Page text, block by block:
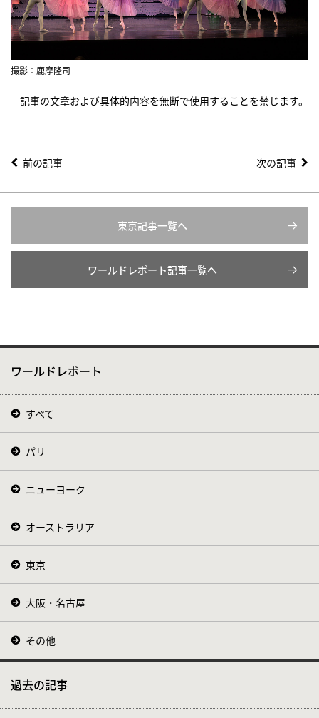
撮影：鹿摩隆司
記事の文章および具体的内容を無断で使用することを禁じます。
前の記事 次の記事
東京記事一覧へ
ワールドレポート記事一覧へ
ワールドレポート
すべて
パリ
ニューヨーク
オーストラリア
東京
大阪・名古屋
その他
過去の記事